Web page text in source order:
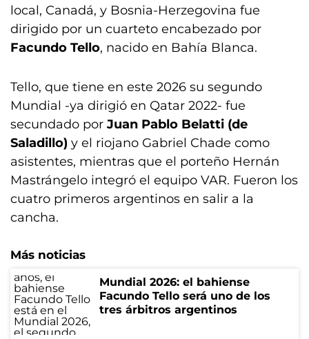
local, Canadá, y Bosnia-Herzegovina fue
dirigido por un cuarteto encabezado por
Facundo Tello, nacido en Bahía Blanca.
Tello, que tiene en este 2026 su segundo
Mundial -ya dirigió en Qatar 2022- fue
secundado por Juan Pablo Belatti (de
Saladillo) y el riojano Gabriel Chade como
asistentes, mientras que el porteño Hernán
Mastrángelo integró el equipo VAR. Fueron los
cuatro primeros argentinos en salir a la
cancha.
Más noticias
Mundial 2026: el bahiense
Facundo Tello será uno de los
tres árbitros argentinos